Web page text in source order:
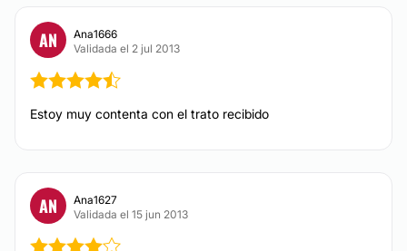
AN
Ana1666
Validada el 2 jul 2013
Estoy muy contenta con el trato recibido
AN
Ana1627
Validada el 15 jun 2013